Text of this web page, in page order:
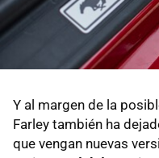
Y al margen de la
Farley también ha
que vengan nuevas